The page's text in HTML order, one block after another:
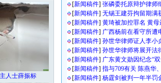
人士薛振标
[新闻稿件] 张磷委托原辩护律师
[新闻稿件] 无锡王建芬拘留期满
[新闻稿件] 黄琦被加控罪名 黄
[新闻稿件] 广西杨前在看守所遭
[新闻稿件] 孙世华律师证人李小
[新闻稿件] 孙世华律师将展开法
[新闻稿件] 广东黄文勋因纪念“
[新闻稿件] 指与709有关 陈燕华
[新闻稿件] 杨霆剑被判一年半罚